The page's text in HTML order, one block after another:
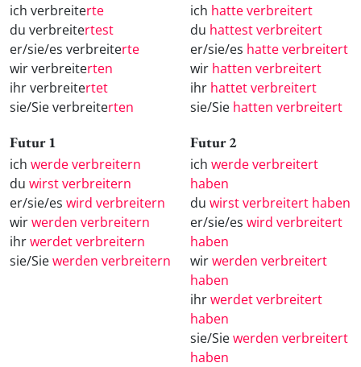
ich verbreiterte
du verbreitertest
er/sie/es verbreiterte
wir verbreiterten
ihr verbreitertet
sie/Sie verbreiterten
ich hatte verbreitert
du hattest verbreitert
er/sie/es hatte verbreitert
wir hatten verbreitert
ihr hattet verbreitert
sie/Sie hatten verbreitert
Futur 1
ich werde verbreitern
du wirst verbreitern
er/sie/es wird verbreitern
wirwerden verbreitern
ihrwerdet verbreitern
sie/Siewerden verbreitern
Futur 2
ich werde verbreitert
haben
du wirst verbreitert haben
er/sie/es wird verbreitert
haben
wirwerden verbreitert
haben
ihrwerdet verbreitert
haben
sie/Siewerden verbreitert
haben